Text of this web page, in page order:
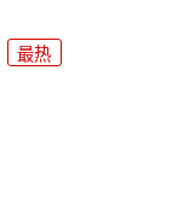
最热